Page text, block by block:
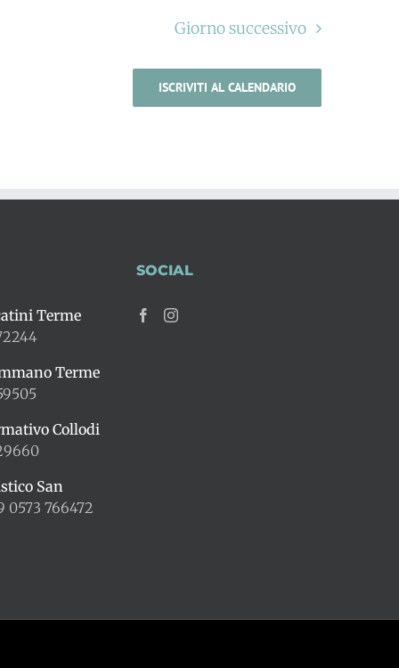
Giorno successivo
ISCRIVITI AL CALENDARIO
Terme
Terme
Collodi
San
0573 766472
SOCIAL